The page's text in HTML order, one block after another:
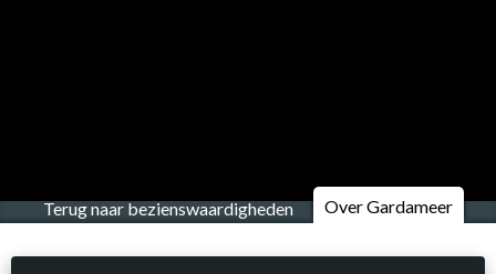
Terug naar bezienswaardigheden Over Gardameer